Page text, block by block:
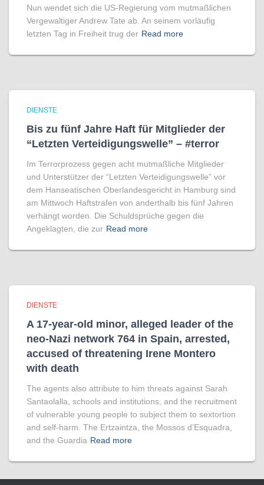
Nun wendet sich die US-Regierung vom mutmaßlichen
Vergewaltiger Andrew Tate ab. An seinem vorläufig
letzten Tag in Freiheit trug der Read more
DIENSTE
Bis zu fünf Jahre Haft für Mitglieder der
“Letzten Verteidigungswelle” – #terror
Im Terrorprozess gegen acht mutmaßliche Mitglieder
und Unterstützer der “Letzten Verteidigungswelle” vor
dem Hanseatischen Oberlandesgericht in Hamburg sind
am Mittwoch Haftstrafen von anderthalb bis fünf Jahren
verhängt worden. Die Schuldsprüche gegen die
Angeklagten, die zur Read more
DIENSTE
A 17-year-old minor, alleged leader of the
neo-Nazi network 764 in Spain, arrested,
accused of threatening Irene Montero
with death
The agents also attribute to him threats against Sarah
Santaolalla, schools and institutions, and the recruitment
of vulnerable young people to subject them to sextortion
and self-harm. The Ertzaintza, the Mossos d’Esquadra,
and the Guardia Read more